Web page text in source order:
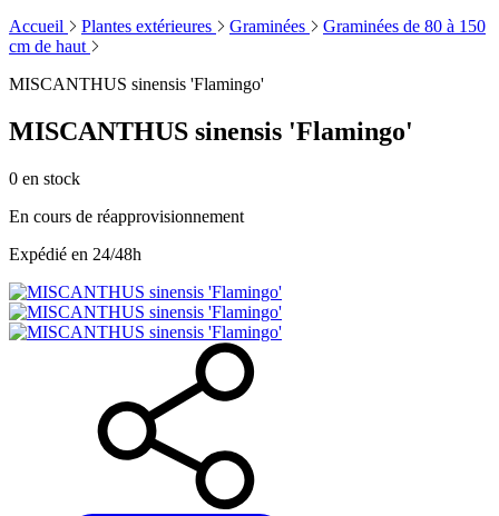
Accueil
Plantes extérieures Graminées
Graminées de 80 à 150
cm de haut
MISCANTHUS sinensis 'Flamingo'
MISCANTHUS sinensis 'Flamingo'
0 en stock
En cours de réapprovisionnement
Expédié en 24/48h